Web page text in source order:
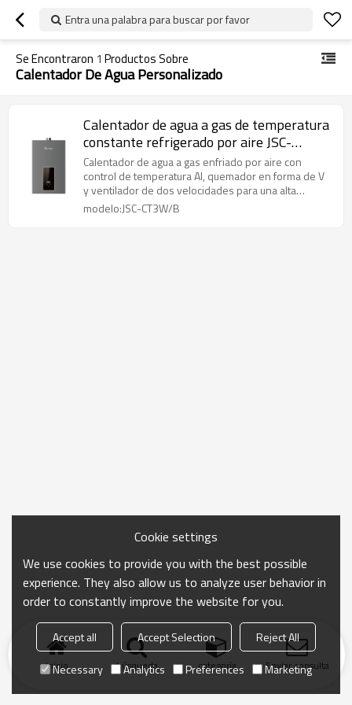
Entra una palabra para buscar por favor
Se Encontraron 1 Productos Sobre
Calentador De Agua Personalizado
Calentador de agua a gas de temperatura
constante refrigerado por aire JSC-
CT3W/B
Calentador de agua a gas enfriado por aire con
control de temperatura AI, quemador en forma de V
y ventilador de dos velocidades para una alta
eficiencia.
modelo:JSC-CT3W/B
Inicio búsqueda categoría Enviar consulta
Cookie settings
We use cookies to provide you with the best possible
experience. They also allow us to analyze user behavior in
order to constantly improve the website for you.
Accept all Accept Selection
Reject All
Necessary
Analytics Preferences Marketing